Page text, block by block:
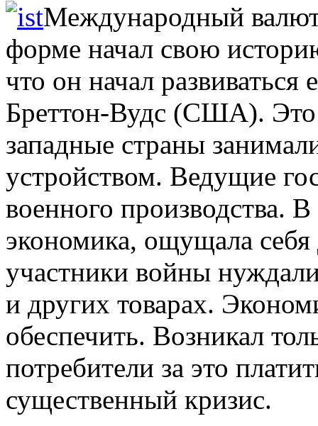
Международный
форме начал свою
что он начал
Бреттон-Вудс (США).
западные страны
устройством. Ведущие
военного производства.
экономика, ощущала
участники войны
и других товарах.
обеспечить. Возникал
потребители за это
существенный кризис.